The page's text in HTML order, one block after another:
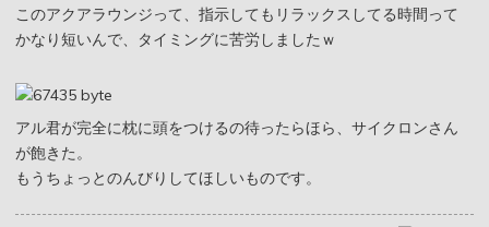
このアクアラウンジって、指示してもリラックスしてる時間って
かなり短いんで、タイミングに苦労しましたｗ
アル君が完全に枕に頭をつけるの待ったらほら、サイクロンさん
が飽きた。
もうちょっとのんびりしてほしいものです。